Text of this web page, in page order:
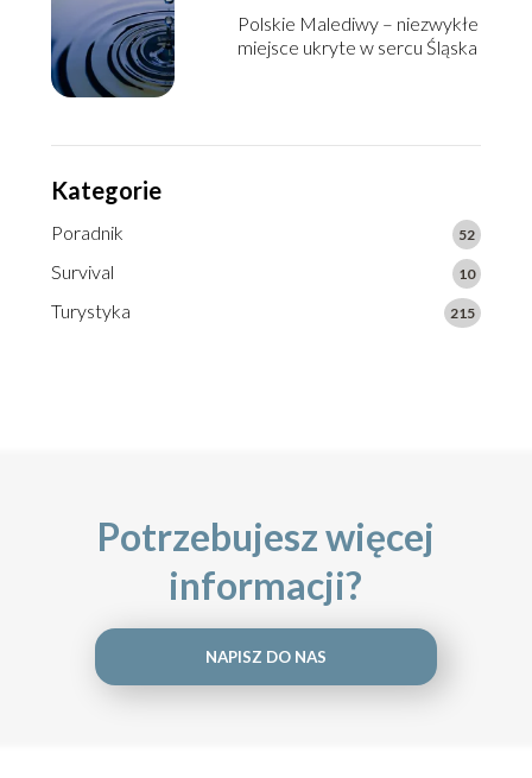
Polskie Malediwy – niezwykłe
miejsce ukryte w sercu Śląska
Kategorie
Poradnik 52
Survival 10
Turystyka 215
Potrzebujesz więcej
informacji?
NAPISZ DO NAS